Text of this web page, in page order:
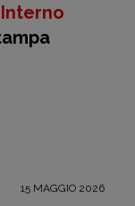
Interno
15 MAGGIO 2026